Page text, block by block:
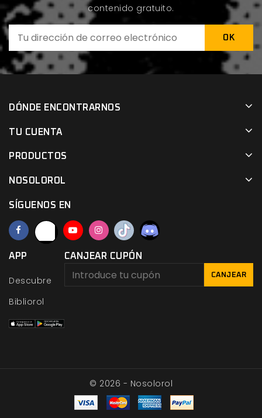
contenido gratuito.
DÓNDE ENCONTRARNOS
TU CUENTA
PRODUCTOS
NOSOLOROL
SÍGUENOS EN
APP
Descubre
Bibliorol
CANJEAR CUPÓN
CANJEAR
© 2026 - Nosolorol